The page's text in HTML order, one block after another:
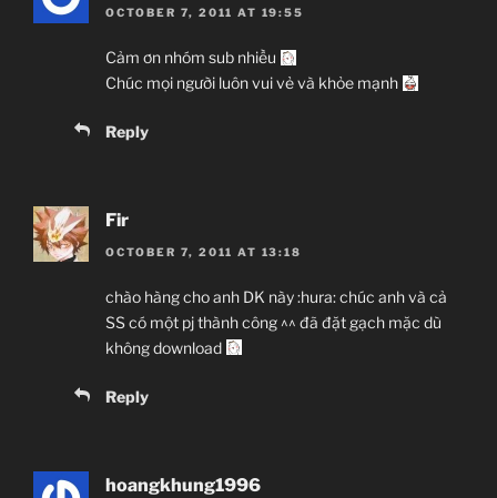
OCTOBER 7, 2011 AT 19:55
Cảm ơn nhóm sub nhiều
Chúc mọi người luôn vui vẻ và khỏe mạnh
Reply
Fir
OCTOBER 7, 2011 AT 13:18
chào hàng cho anh DK này :hura: chúc anh và cả
SS có một pj thành công ^^ đã đặt gạch mặc dù
không download
Reply
hoangkhung1996